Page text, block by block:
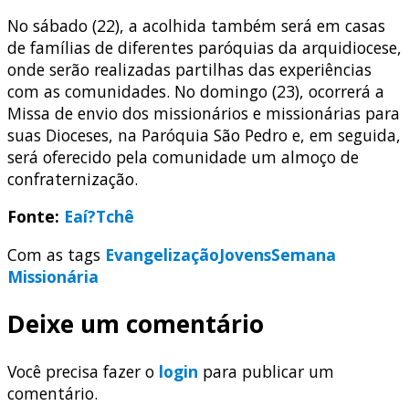
No sábado (22), a acolhida também será em casas
de famílias de diferentes paróquias da arquidiocese,
onde serão realizadas partilhas das experiências
com as comunidades. No domingo (23), ocorrerá a
Missa de envio dos missionários e missionárias para
suas Dioceses, na Paróquia São Pedro e, em seguida,
será oferecido pela comunidade um almoço de
confraternização.
Fonte: Eaí?Tchê
Com as tags EvangelizaçãoJovensSemana
Missionária
Deixe um comentário
Você precisa fazer o login para publicar um
comentário.